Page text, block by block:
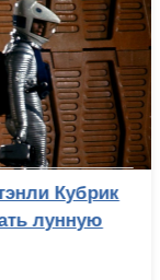
Кубрик
лунную